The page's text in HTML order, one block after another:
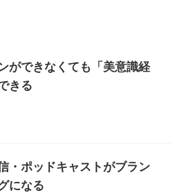
ができなくても「美意識経
きる
・ポッドキャストがブラン
になる